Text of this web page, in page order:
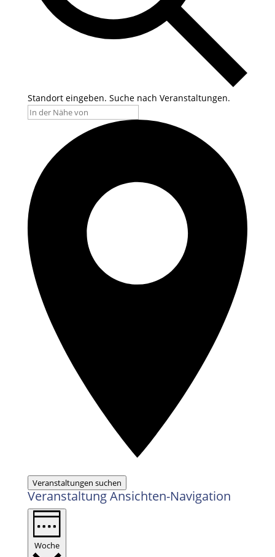
Standort eingeben. Suche nach Veranstaltungen.
Veranstaltungen suchen
Veranstaltung Ansichten-Navigation
Woche